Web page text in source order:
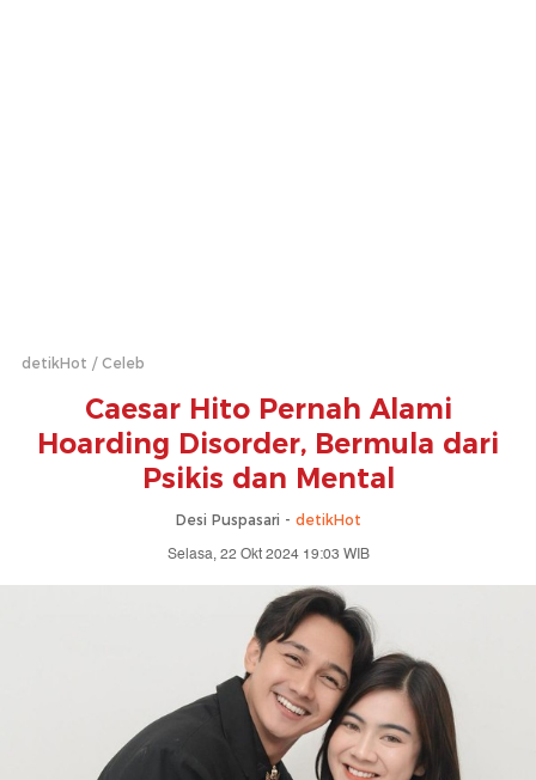
detikHot Celeb
Caesar Hito Pernah Alami
Hoarding Disorder, Bermula dari
Psikis dan Mental
Desi Puspasari - detikHot
Selasa, 22 Okt 2024 19:03 WIB